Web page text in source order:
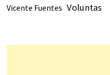
Vicente Fuentes Voluntas